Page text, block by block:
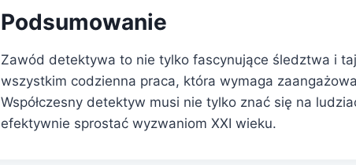
Podsumowanie
Zawód detektywa to nie tylko fascynujące śledztwa i
wszystkim codzienna praca, która wymaga
Współczesny detektyw musi nie tylko znać się na
efektywnie sprostać wyzwaniom XXI wieku.